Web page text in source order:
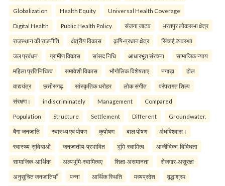
Globalization Health Equity Universal Health Coverage
Digital Health Public Health Policy. संजना जाटव भरतपुर लोकसभा क्षेत्र
राजस्थान की राजनीति क्षेत्रीय विकास कृषि-प्रधान क्षेत्र सिंचाई व्यवस्था
जल प्रबंधन ग्रामीण विकास सांसद निधि आधारभूत संरचना सामाजिक न्याय
महिला प्रतिनिधित्व समावेशी विकास भौगोलिक विशेषताए नगाड़ा ढोल
वाद्ययंत्र छत्तीसगढ़ सांस्कृतिक धरोहर लोक संगीत परंपरागत शिल्प
संरक्षण। indiscriminately Management Compared
Population Structure Settlement Different Groundwater.
बैगा जनजाति स्वास्थ्य एवं पोषण कुपोषण बाल पोषण अंधविश्वास।
स्वास्थ्य-सुविधाओं जनजातीय-प्रभावित भूमि-स्वामित्व आजीविका-विविधता
सामाजिक-आर्थिक अल्पभूमि-स्वामित्वए शिक्षा-असमानता रोजगार-असुरक्षा
अनुसूचित जनजातियाँ पन्ना आर्थिक स्थिति मध्यप्रदेश वृद्धाश्रम